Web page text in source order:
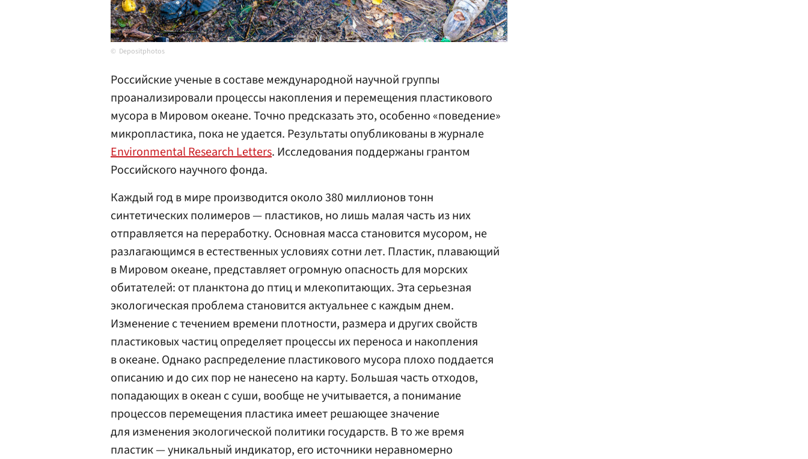
Depositphotos
Российские ученые в составе международной научной группы
проанализировали процессы накопления и перемещения пластикового
мусора в Мировом океане. Точно предсказать это, особенно «поведение»
микропластика, пока не удается. Результаты опубликованы в журнале
Environmental Research Letters. Исследования поддержаны грантом
Российского научного фонда.
Каждый год в мире производится около 380 миллионов тонн
синтетических полимеров — пластиков, но лишь малая часть из них
отправляется на переработку. Основная масса становится мусором, не
разлагающимся в естественных условиях сотни лет. Пластик, плавающий
в Мировом океане, представляет огромную опасность для морских
обитателей: от планктона до птиц и млекопитающих. Эта серьезная
экологическая проблема становится актуальнее с каждым днем.
Изменение с течением времени плотности, размера и других свойств
пластиковых частиц определяет процессы их переноса и накопления
в океане. Однако распределение пластикового мусора плохо поддается
описанию и до сих пор не нанесено на карту. Большая часть отходов,
попадающих в океан с суши, вообще не учитывается, а понимание
процессов перемещения пластика имеет решающее значение
для изменения экологической политики государств. В то же время
пластик — уникальный индикатор, его источники неравномерно